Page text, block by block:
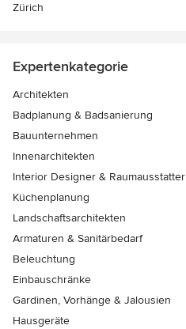
Zürich
Expertenkategorie
Architekten
Badplanung & Badsanierung
Bauunternehmen
Innenarchitekten
Interior Designer & Raumausstatter
Küchenplanung
Landschaftsarchitekten
Armaturen & Sanitärbedarf
Beleuchtung
Einbauschränke
Gardinen, Vorhänge & Jalousien
Hausgeräte